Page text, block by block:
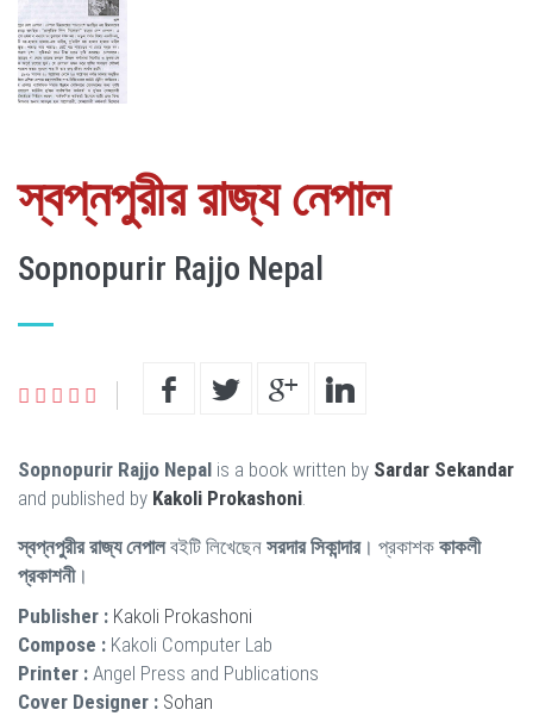
স্বপ্নপুরীর রাজ্য নেপাল
Sopnopurir Rajjo Nepal
Sopnopurir Rajjo Nepal is a book written by Sardar Sekandar
and published by Kakoli Prokashoni
স্বপ্নপুরীর রাজ্য নেপালবইটি লিখেছেন সরদার সিকান্দার। প্রকাশক কাকলী
প্রকাশনী।
Publisher : Kakoli Prokashoni
Compose : Kakoli Computer Lab
Printer : Angel Press and Publications
Cover Designer : Sohan